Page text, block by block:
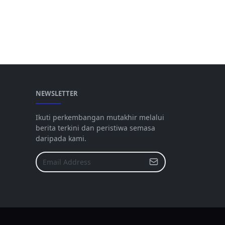
NEWSLETTER
Ikuti perkembangan mutakhir melalui
berita terkini dan peristiwa semasa
daripada kami.